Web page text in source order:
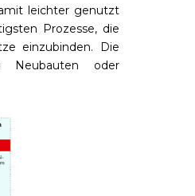
leichter genutzt
Prozesse, die
einzubinden. Die
Neubauten oder